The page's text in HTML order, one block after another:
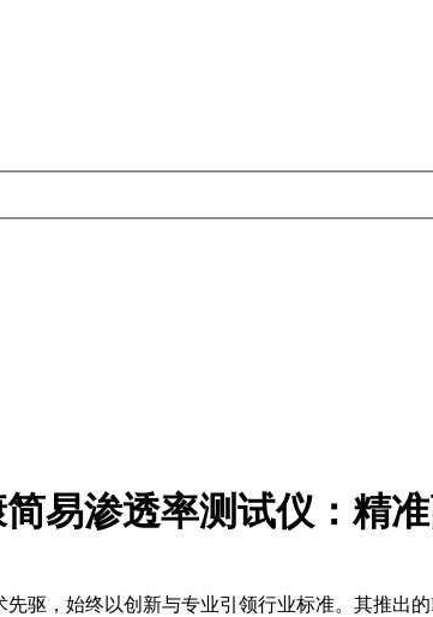
易渗透率测试仪：精
驱，始终以创新与专业引领行业标准。其推出